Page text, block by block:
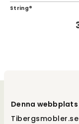
Denna
String®
Willkommen